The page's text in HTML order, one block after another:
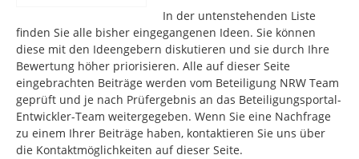
In der untenstehenden Liste
finden Sie alle bisher eingegangenen Ideen. Sie können
diese mit den Ideengebern diskutieren und sie durch Ihre
Bewertung höher priorisieren. Alle auf dieser Seite
eingebrachten Beiträge werden vom Beteiligung NRW Team
geprüft und je nach Prüfergebnis an das Beteiligungsportal-
Entwickler-Team weitergegeben. Wenn Sie eine Nachfrage
zu einem Ihrer Beiträge haben, kontaktieren Sie uns über
die Kontaktmöglichkeiten auf dieser Seite.